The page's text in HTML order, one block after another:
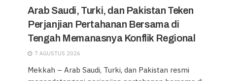
Arab Saudi, Turki, dan Pakistan Teken
Perjanjian Pertahanan Bersama di
Tengah Memanasnya Konflik Regional
7 AGUSTUS 2026
Mekkah – Arab Saudi, Turki, dan Pakistan resmi